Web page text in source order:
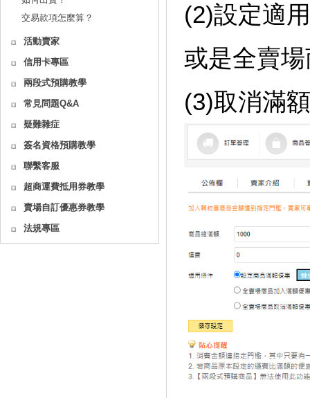
交易款項怎麼算？
活動賣家
信用卡專區
兩段式預購教學
常見問題Q&A
疑難雜症
簽名資格預購教學
聯繫客服
超商運費抵用券教學
賣場自訂優惠券教學
法規專區
(2)設定適
或是全賣
(3)取消滿